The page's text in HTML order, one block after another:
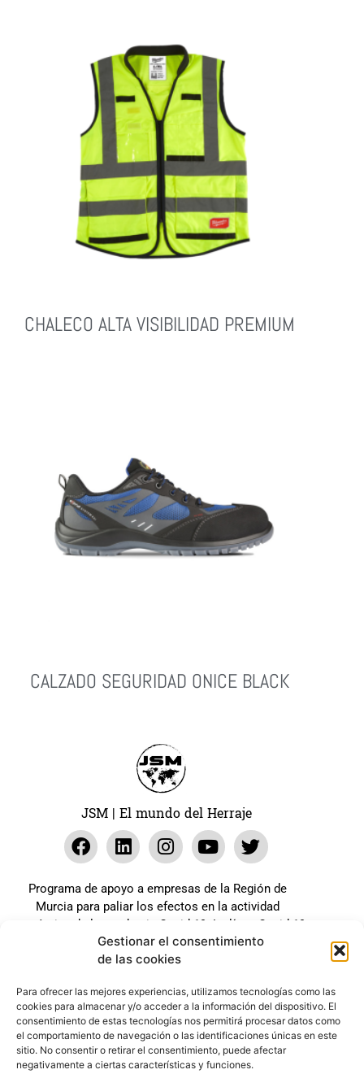
Gestionar el consentimiento
de las cookies
Para ofrecer las mejores experiencias, utilizamos tecnologías como las
cookies para almacenar y/o acceder a la información del dispositivo. El
consentimiento de estas tecnologías nos permitirá procesar datos como
el comportamiento de navegación o las identificaciones únicas en este
sitio. No consentir o retirar el consentimiento, puede afectar
negativamente a ciertas características y funciones.
CHALECO ALTA VISIBILIDAD PREMIUM
CALZADO SEGURIDAD ONICE BLACK
JSM | El mundo del Herraje
Programa de apoyo a empresas de la Región de
Murcia para paliar los efectos en la actividad
económica de la pandemia Covid-19. La línea Covid-19
coste cero cofinanciada por la unión europea.
Expediente: 2020.07.COSI.0483
Web desarrollada gracias al Programa Kit Digital
Cofinanciado por los Fondos Next Generation (EU) del